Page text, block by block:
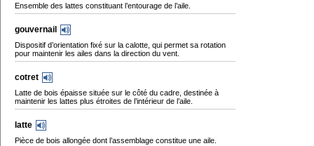
Ensemble des lattes constituant l’entourage de l’aile.
gouvernail
Dispositif d’orientation fixé sur la calotte, qui permet sa rotation
pour maintenir les ailes dans la direction du vent.
cotret
Latte de bois épaisse située sur le côté du cadre, destinée à
maintenir les lattes plus étroites de l’intérieur de l’aile.
latte
Pièce de bois allongée dont l’assemblage constitue une aile.